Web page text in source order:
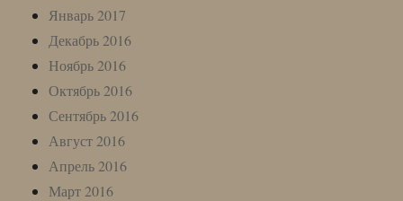
Январь 2017
Декабрь 2016
Ноябрь 2016
Октябрь 2016
Сентябрь 2016
Август 2016
Апрель 2016
Март 2016